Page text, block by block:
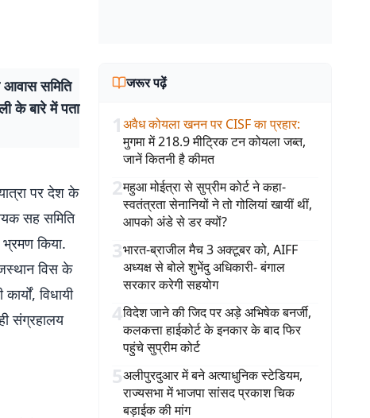
समिति
के बारे में पता
पर देश के
सह समिति
किया.
विस के
विधायी
संग्रहालय
जरूर पढ़ें
1अवैध कोयला खनन पर CISF का प्रहार:
मुगमा में 218.9 मीट्रिक टन कोयला जब्त,
जानें कितनी है कीमत
2महुआ मोईत्रा से सुप्रीम कोर्ट ने कहा-
स्वतंत्रता सेनानियों ने तो गोलियां खायीं थीं,
आपको अंडे से डर क्यों?
3भारत-ब्राजील मैच 3 अक्टूबर को, AIFF
अध्यक्ष से बोले शुभेंदु अधिकारी- बंगाल
सरकार करेगी सहयोग
4विदेश जाने की जिद पर अड़े अभिषेक बनर्जी,
कलकत्ता हाईकोर्ट के इनकार के बाद फिर
पहुंचे सुप्रीम कोर्ट
5अलीपुरदुआर में बने अत्याधुनिक स्टेडियम,
राज्यसभा में भाजपा सांसद प्रकाश चिक
बड़ाईक की मांग